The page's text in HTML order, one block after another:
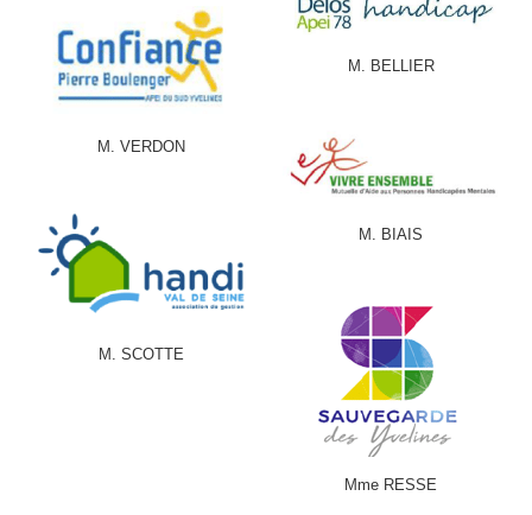
M. VERDON
M. SCOTTE
M. BELLIER
M. BIAIS
Mme RESSE